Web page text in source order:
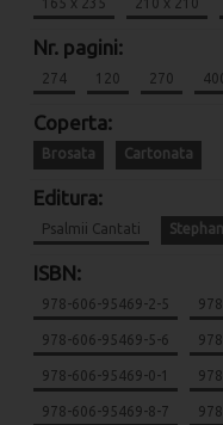
Nr. pagini:
274 120 270
Coperta:
Brosata Cartonata
Editura:
Psalmii Cantati
ISBN:
978-606-95469-2-5
978-606-95469-5-6
978-606-95469-0-1
978-606-95469-8-7